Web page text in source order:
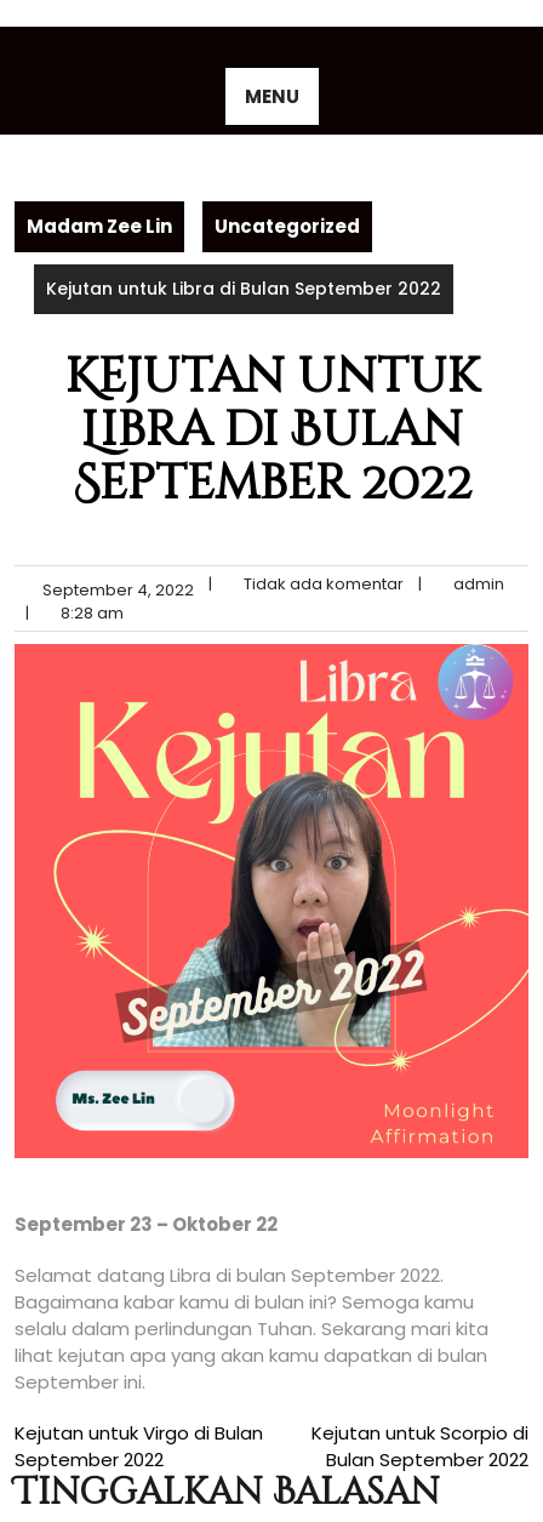
MENU
Madam Zee Lin Uncategorized
Kejutan untuk Libra di Bulan September 2022
Kejutan untuk
Libra di Bulan
September 2022
September 4, 2022 | Tidak ada komentar |
admin
|
8:28 am
September 23 – Oktober 22
Selamat datang Libra di bulan September 2022.
Bagaimana kabar kamu di bulan ini? Semoga kamu
selalu dalam perlindungan Tuhan. Sekarang mari kita
lihat kejutan apa yang akan kamu dapatkan di bulan
September ini.
Navigasi
pos
Kejutan untuk Virgo di Bulan
September 2022
Kejutan untuk Scorpio di
Bulan September 2022
Tinggalkan Balasan